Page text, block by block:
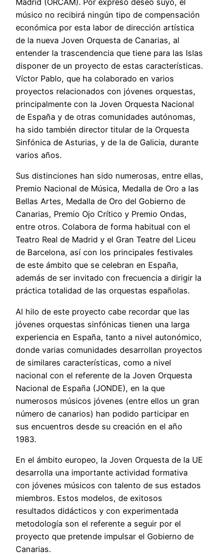
músico no recibirá ningún tipo de compensación
económica por esta labor de dirección artística
de la nueva Joven Orquesta de Canarias, al
entender la trascendencia que tiene para las Islas
disponer de un proyecto de estas características.
Víctor Pablo, que ha colaborado en varios
proyectos relacionados con jóvenes orquestas,
principalmente con la Joven Orquesta Nacional
de España y de otras comunidades autónomas,
ha sido también director titular de la Orquesta
Sinfónica de Asturias, y de la de Galicia, durante
varios años.
Sus distinciones han sido numerosas, entre ellas,
Premio Nacional de Música, Medalla de Oro a las
Bellas Artes, Medalla de Oro del Gobierno de
Canarias, Premio Ojo Crítico y Premio Ondas,
entre otros. Colabora de forma habitual con el
Teatro Real de Madrid y el Gran Teatre del Liceu
de Barcelona, así con los principales festivales
de este ámbito que se celebran en España,
además de ser invitado con frecuencia a dirigir la
práctica totalidad de las orquestas españolas.
Al hilo de este proyecto cabe recordar que las
jóvenes orquestas sinfónicas tienen una larga
experiencia en España, tanto a nivel autonómico,
donde varias comunidades desarrollan proyectos
de similares características, como a nivel
nacional con el referente de la Joven Orquesta
Nacional de España (JONDE), en la que
numerosos músicos jóvenes (entre ellos un gran
número de canarios) han podido participar en
sus encuentros desde su creación en el año
1983.
En el ámbito europeo, la Joven Orquesta de la UE
desarrolla una importante actividad formativa
con jóvenes músicos con talento de sus estados
miembros. Estos modelos, de exitosos
resultados didácticos y con experimentada
metodología son el referente a seguir por el
proyecto que pretende impulsar el Gobierno de
Canarias.